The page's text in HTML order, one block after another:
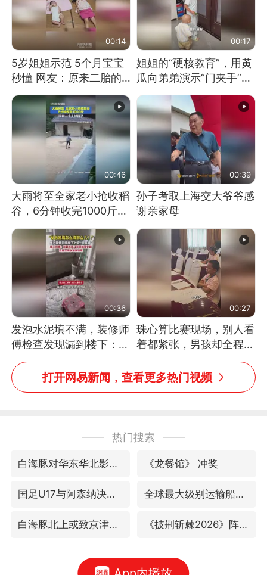
00:14
5岁姐姐示范 5个月宝宝
秒懂 网友：原来二胎的
快乐长这样
00:17
姐姐的“硬核教育”，用黄
瓜向弟弟演示“门夹手”，
网友：果然言传不如身
教！
00:46
大雨将至全家老小抢收稻
谷，6分钟收完1000斤，
没有一个人掉链子
00:39
孙子考取上海交大爷爷感
谢亲家母
00:36
发泡水泥填不满，装修师
傅检查发现漏到楼下：出
风口未延伸到外墙
00:27
珠心算比赛现场，别人看
着都紧张，男孩却全程气
定神闲、从容作答，最终
拿下冠军。网友：这淡定
的样子，一看就是有实
打开网易新闻，查看更多热门视频
热门搜索
白海豚对华东华北影响会大于巴威 《龙餐馆》 冲奖
国足U17与阿森纳决赛取消 并列冠军 全球最大级别运输船通过长江大桥
白海豚北上或致京津冀暴雨 《披荆斩棘2026》阵容官宣